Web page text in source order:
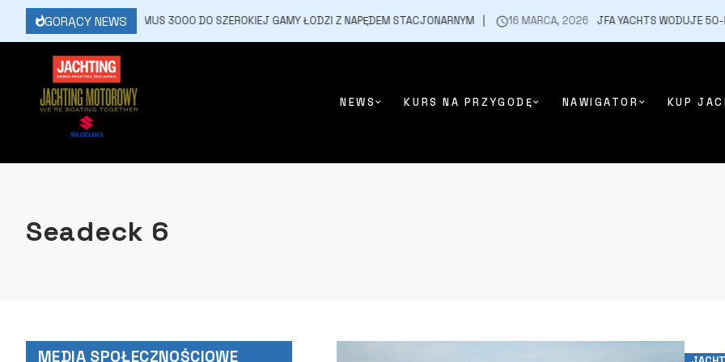
GORĄCY NEWS
3 MARCA, 2026 OPTIMUS 3000 DO SZEROKIEJ GAMY ŁODZI Z NAPĘDEM STACJONARNYM 16 MARCA, 2026 JFA YACHTS WODUJE 50-
NEWS KURS NA PRZYGODĘ NAWIGATOR KUP
Seadeck 6
MEDIA SPOŁECZNOŚCIOWE